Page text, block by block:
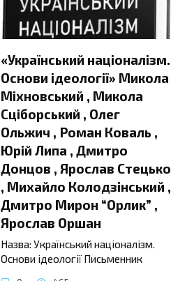
«Український націоналізм.
Основи ідеології» Микола
Міхновський , Микола
Сціборський , Олег
Ольжич , Роман Коваль ,
Юрій Липа , Дмитро
Донцов , Ярослав Стецько
, Михайло Колодзінський ,
Дмитро Мирон “Орлик” ,
Ярослав Оршан
Назва: Український націоналізм.
Основи ідеології Письменник